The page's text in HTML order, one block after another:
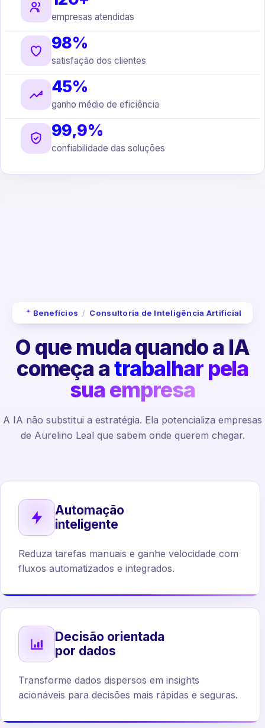
empresas atendidas
98%
satisfação dos clientes
45%
ganho médio de eficiência
99,9%
confiabilidade das soluções
Benefícios / Consultoria de Inteligência Artificial
O que muda quando a IA
começa atrabalhar pela
sua empresa
A IA não substitui a estratégia. Ela potencializa empresas
de Aurelino Leal que sabem onde querem chegar.
Automação
inteligente
Reduza tarefas manuais e ganhe velocidade com
fluxos automatizados e integrados.
Decisão orientada
por dados
Transforme dados dispersos em insights
acionáveis para decisões mais rápidas e seguras.